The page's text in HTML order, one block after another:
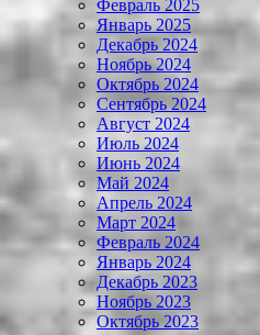
Февраль 2025
Январь 2025
Декабрь 2024
Ноябрь 2024
Октябрь 2024
Сентябрь 2024
Август 2024
Июль 2024
Июнь 2024
Май 2024
Апрель 2024
Март 2024
Февраль 2024
Январь 2024
Декабрь 2023
Ноябрь 2023
Октябрь 2023